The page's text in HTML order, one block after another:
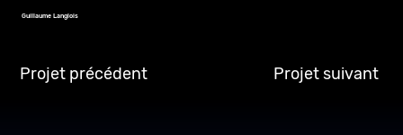
Guillaume Langlois
Projet précédent Projet suivant